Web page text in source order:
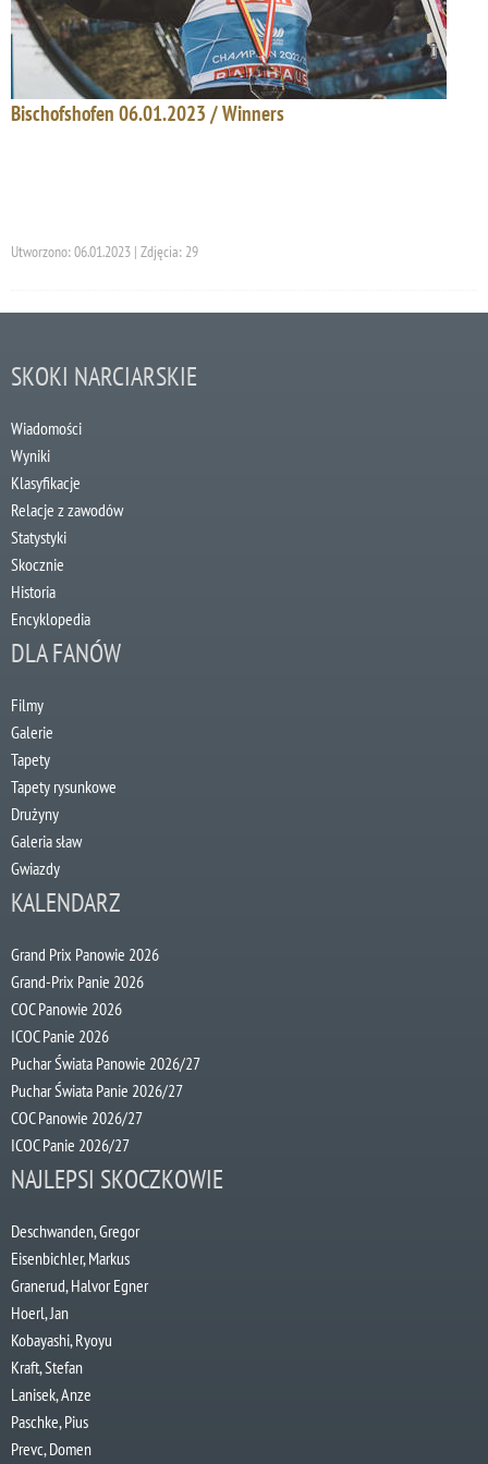
Bischofshofen 06.01.2023 / Winners
Utworzono: 06.01.2023 | Zdjęcia: 29
SKOKI NARCIARSKIE
Wiadomości
Wyniki
Klasyfikacje
Relacje z zawodów
Statystyki
Skocznie
Historia
Encyklopedia
DLA FANÓW
Filmy
Galerie
Tapety
Tapety rysunkowe
Drużyny
Galeria sław
Gwiazdy
KALENDARZ
Grand Prix Panowie 2026
Grand-Prix Panie 2026
COC Panowie 2026
ICOC Panie 2026
Puchar Świata Panowie 2026/27
Puchar Świata Panie 2026/27
COC Panowie 2026/27
ICOC Panie 2026/27
NAJLEPSI SKOCZKOWIE
Deschwanden, Gregor
Eisenbichler, Markus
Granerud, Halvor Egner
Hoerl, Jan
Kobayashi, Ryoyu
Kraft, Stefan
Lanisek, Anze
Paschke, Pius
Prevc, Domen